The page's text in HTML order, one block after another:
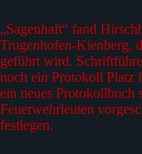
„Sagenhaft“ fand
Trugenhofen-Kienberg,
geführt wird.
noch ein Protokoll Platz
ein neues Protokollbuch
Feuerwehrleuten
festlegen.